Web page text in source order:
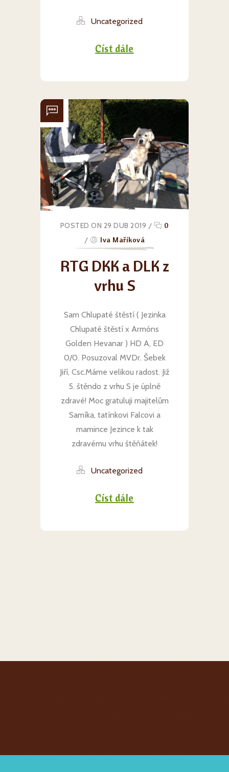
Uncategorized
Číst dále
POSTED ON 29 DUB 2019 /
0
/
Iva Maříková
RTG DKK a DLK z
vrhu S
Sam Chlupaté štěstí ( Jezinka
Chlupaté štěstí x Armóns
Golden Hevanar ) HD A, ED
0/0. Posuzoval MVDr. Šebek
Jiří, Csc.Máme velikou radost. Již
5. štěndo z vrhu S je úplně
zdravé! Moc gratuluji majitelům
Samíka, tatínkovi Falcovi a
mamince Jezince k tak
zdravému vrhu štěňátek!
Uncategorized
Číst dále